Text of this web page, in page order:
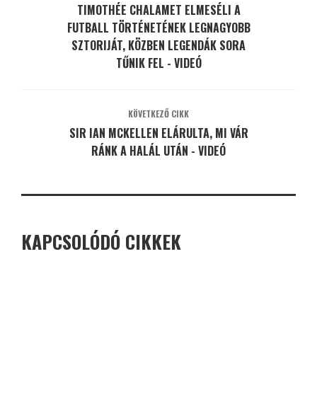
TIMOTHÉE CHALAMET ELMESÉLI A
FUTBALL TÖRTÉNETÉNEK LEGNAGYOBB
SZTORIJÁT, KÖZBEN LEGENDÁK SORA
TŰNIK FEL - VIDEÓ
KÖVETKEZŐ CIKK
SIR IAN MCKELLEN ELÁRULTA, MI VÁR
RÁNK A HALÁL UTÁN - VIDEÓ
KAPCSOLÓDÓ CIKKEK